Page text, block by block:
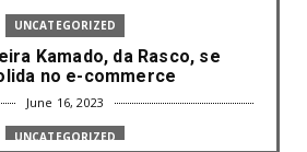
UNCATEGORIZED
Kamado, da Rasco, se
no e-commerce
June 16, 2023
UNCATEGORIZED